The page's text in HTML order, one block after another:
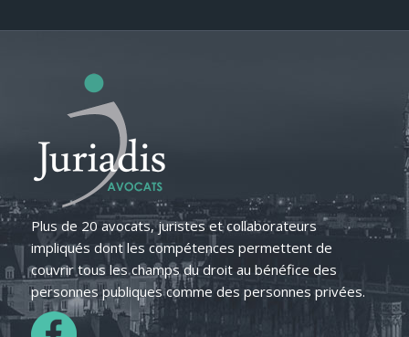
Plus de 20 avocats, juristes et collaborateurs
impliqués dont les compétences permettent de
couvrir tous les champs du droit au bénéfice des
personnes publiques comme des personnes privées.